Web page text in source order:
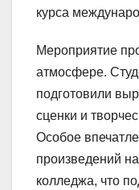
курса
Мероприятие
атмосфере.
подготовили
сценки и
Особое
произведений
колледжа, что